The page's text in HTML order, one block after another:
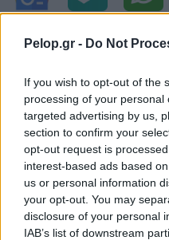
Pelop.gr - Do Not
If you wish to opt-out of the
processing of your
targeted advertising by us,
section to confirm your
opt-out request is
interest-based ads based
us or personal information
your opt-out. You may
disclosure of your personal
IAB’s list of downstream